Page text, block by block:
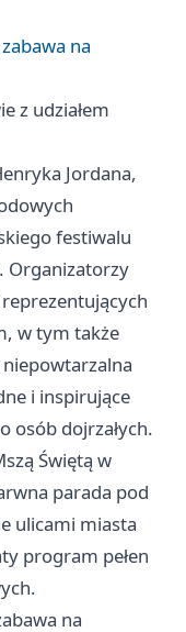
na
z udziałem
Jordana,
festiwalu
Organizatorzy
w tym także
i inspirujące
osób dojrzałych.
Świętą w
parada pod
ulicami miasta
program pełen
na